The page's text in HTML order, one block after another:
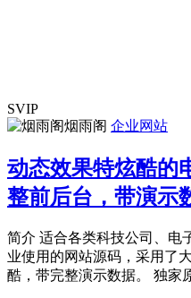
SVIP
烟雨阁 企业网站
动态效果特炫酷的
整前后台，带演示
简介 适合各类科技公司、电
业使用的网站源码，采用了
酷，带完整演示数据。 独家